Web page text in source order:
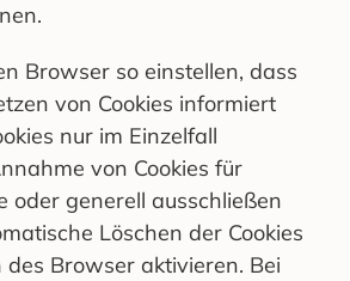
Browser so einstellen, dass
von Cookies informiert
nur im Einzelfall
von Cookies für
oder generell ausschließen
Löschen der Cookies
des Browser aktivieren. Bei